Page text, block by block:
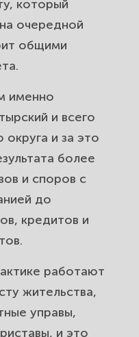
сделки,
районе
серые
в
возврат денег
и СНТ для
дачи.
и
который
очередной
общими
именно
и всего
и за это
более
и споров с
до
кредитов и
работают
жительства,
управы,
и это